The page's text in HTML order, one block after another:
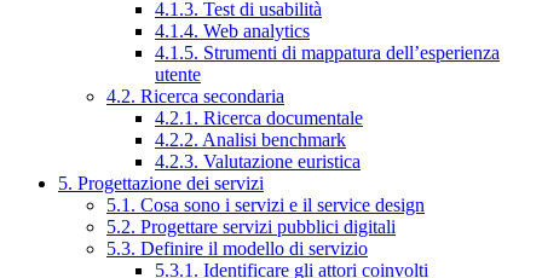
4.1.3. Test di usabilità
4.1.4. Web analytics
4.1.5. Strumenti di mappatura dell’esperienza
utente
4.2. Ricerca secondaria
4.2.1. Ricerca documentale
4.2.2. Analisi benchmark
4.2.3. Valutazione euristica
5. Progettazione dei servizi
5.1. Cosa sono i servizi e il service design
5.2. Progettare servizi pubblici digitali
5.3. Definire il modello di servizio
5.3.1. Identificare gli attori coinvolti